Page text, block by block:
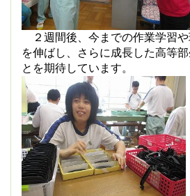
２週間後、今までの作業学習
を伸ばし、さらに成長した高等
とを期待しています。